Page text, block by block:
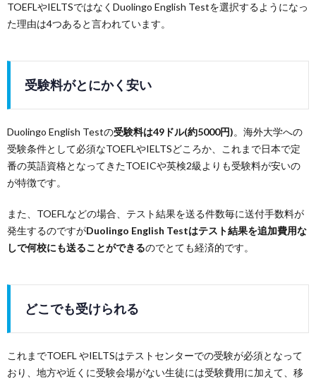
TOEFLやIELTSではなくDuolingo English Testを選択するようになっ
た理由は4つあると言われています。
受験料がとにかく安い
Duolingo English Testの受験料は49ドル(約5000円)。海外大学への
受験条件として必須なTOEFLやIELTSどころか、これまで日本で定
番の英語資格となってきたTOEICや英検2級よりも受験料が安いの
が特徴です。
また、TOEFLなどの場合、テスト結果を送る件数毎に送付手数料が
発生するのですがDuolingo English Testはテスト結果を追加費用な
しで何校にも送ることができるのでとても経済的です。
どこでも受けられる
これまでTOEFL やIELTSはテストセンターでの受験が必須となって
おり、地方や近くに受験会場がない生徒には受験費用に加えて、移